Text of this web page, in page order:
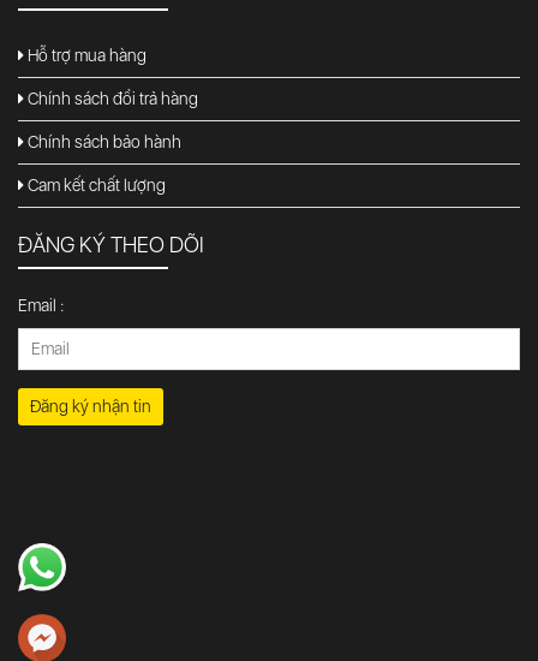
Hỗ trợ mua hàng
Chính sách đổi trả hàng
Chính sách bảo hành
Cam kết chất lượng
ĐĂNG KÝ THEO DÕI
Email :
Đăng ký nhận tin